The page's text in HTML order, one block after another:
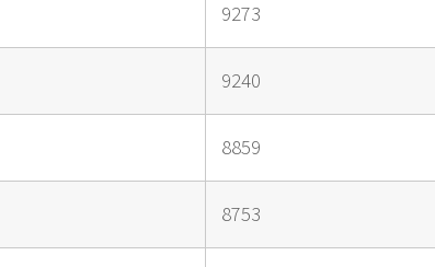
9273
9240
8859
8753